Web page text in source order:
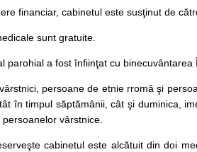
financiar, cabinetul este susţinut de
sunt gratuite.
parohial a fost înfiinţat cu
persoane de etnie rromă şi
în timpul săptămânii, cât şi duminica,
vârstnice.
cabinetul este alcătuit din doi